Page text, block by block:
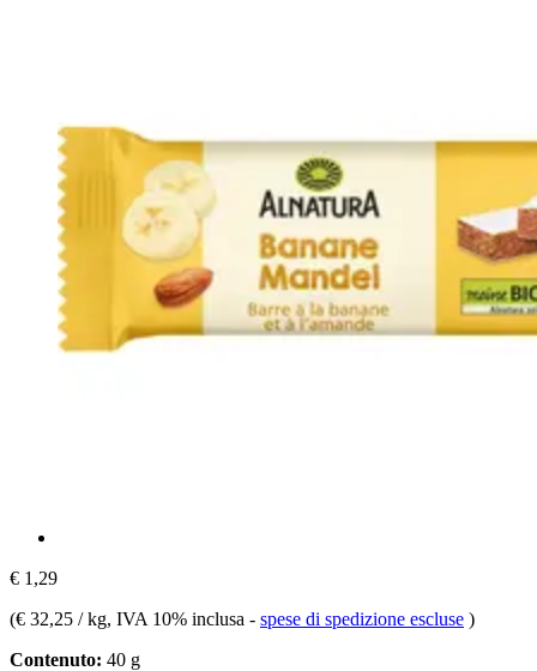
€ 1,29
(€ 32,25 / kg, IVA 10% inclusa - spese di spedizione escluse )
Contenuto: 40 g